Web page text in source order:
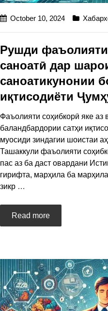
October 10, 2024
Рушди
саноатӣ дар
саноатикунонии
иқтисодиёти
Фаъолияти соҳибкорӣ яке аз
баландбардории сатҳи
муосиди зиндагии шоистаи
Ташаккули фаъолияти
пас аз ба даст овардани
гирифта, марҳила ба
зикр …
Read more